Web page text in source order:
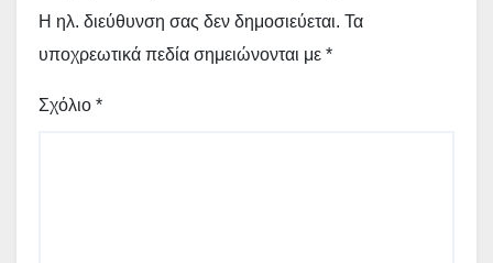
Η ηλ. διεύθυνση σας δεν δημοσιεύεται. Τα
υποχρεωτικά πεδία σημειώνονται με *
Σχόλιο *